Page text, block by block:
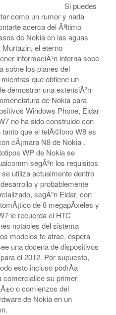
Si puedes
como un rumor y nada
acerca del Ãºltimo
de Nokia en las aguas
el eterno
informaciÃ³n interna sobe
sobre los planes del
que obtiene un
demostrar una extensiÃ³n
de Nokia para
Windows Phone, Eldar
no ha sido construido con
que el telÃ©fono W8 es
cÃ¡mara N8 de Nokia .
WP de Nokia se
segÃºn los requisitos
utiliza actualmente dentro
y probablemente
segÃºn Eldar, con
de 8 megapÃ­xeles y
le recuerda el HTC
notables del sistema
modelos te atrae, espera
una docena de dispositivos
el 2012. Por supuesto,
esto incluso podrÃ­a
comercialice su primer
o comienzos del
de Nokia en un